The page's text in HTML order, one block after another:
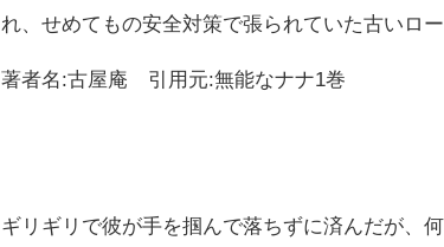
れ、せめてもの安全対策で張られていた古いロー
著者名:古屋庵 引用元:無能なナナ1巻
ギリギリで彼が手を掴んで落ちずに済んだが、